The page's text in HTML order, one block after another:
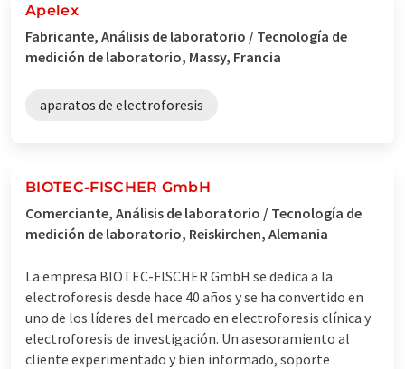
Apelex
Fabricante, Análisis de laboratorio / Tecnología de
medición de laboratorio, Massy, Francia
aparatos de electroforesis
BIOTEC-FISCHER GmbH
Comerciante, Análisis de laboratorio / Tecnología de
medición de laboratorio, Reiskirchen, Alemania
La empresa BIOTEC-FISCHER GmbH se dedica a la
electroforesis desde hace 40 años y se ha convertido en
uno de los líderes del mercado en electroforesis clínica y
electroforesis de investigación. Un asesoramiento al
cliente experimentado y bien informado, soporte